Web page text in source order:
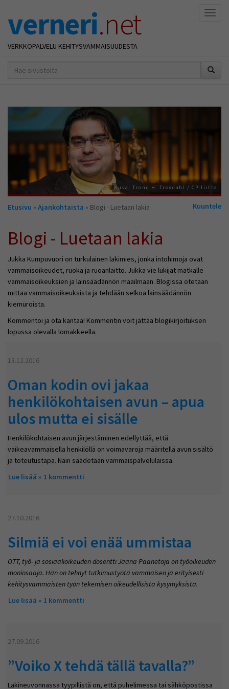
verneri.net
VERKKOPALVELU KEHITYSVAMMAISUUDESTA
hakusana(t)
Kuva: Trond H. Trosdahl / CP-liitto
Olet
Etusivu » Ajankohtaista » Blogi - Luetaan lakia Kuuntele
Blogi - Luetaan lakia
Jukka Kumpuvuori on turkulainen lakimies, jonka intohimoja ovat
vammaisoikeudet, ruoka ja ruoanlaitto. Jukka vie lukijat matkalle
vammaisoikeuksien ja lainsäädännön maailmaan. Blogissa otetaan
mittaa vammaisoikeuksista ja tehdään selkoa lainsäädännön
kiemuroista.
Kommentoi ja ota kantaa! Kommentin voit jättää blogikirjoituksen
lopussa olevalla lomakkeella.
13.12.2016
Oman kodin ovi jakaa
henkilökohtaisen avun – apua
ulos mutta ei sisälle
Henkilökohtaisen avun järjestäminen edellyttää, että
vaikeavammaisella henkilöllä on voimavaroja määritellä avun sisältö
ja toteutustapa. Näin säädetään vammaispalvelulaissa.
Lue lisää about Oman kodin ovi jakaa henkilökohtaisen avun – apua
1 kommentti
27.10.2016
Silmiä ei voi enää ummistaa
OTT, työ- ja sosiaalioikeuden dosentti Jaana Paanetoja on työoikeuden
moniosaaja. Hän on tehnyt tutkimustyötä vammaisen ja erityisesti
kehitysvammaisten työn tekemisen oikeudellisista kysymyksistä.
Lue lisää about Silmiä ei voi enää ummistaa
1 kommentti
27.09.2016
”Voiko X tehdä tällä tavalla?”
Lakineuvonnassa tyypillistä on, että puhelimessa tai sähköpostissa